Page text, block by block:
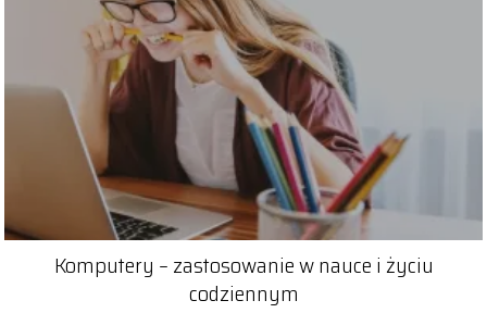
Komputery – zastosowanie w nauce i życiu
codziennym